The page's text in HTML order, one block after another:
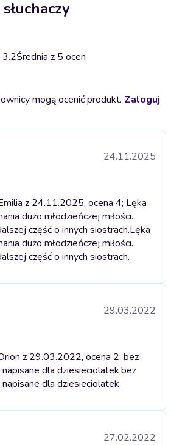
3.2Średnia z 5 ocen
mogą ocenić produkt. Zaloguj
24.11.2025
z 24.11.2025, ocena 4; Lęka
dużo młodzieńczej miłości.
część o innych siostrach.Lęka
dużo młodzieńczej miłości.
część o innych siostrach.
29.03.2022
z 29.03.2022, ocena 2; bez
dla dziesieciolatek.bez
dla dziesieciolatek.
27.02.2022